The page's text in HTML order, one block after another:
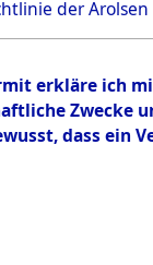
der Arolsen
erkläre ich
Zwecke
dass ein